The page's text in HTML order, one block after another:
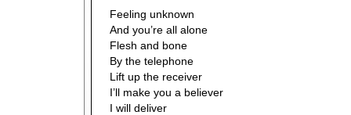
Feeling unknown
And you’re all alone
Flesh and bone
By the telephone
Lift up the receiver
I’ll make you a believer
I will deliver